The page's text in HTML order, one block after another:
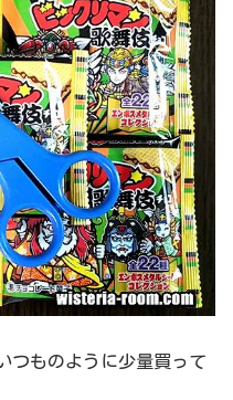
つものように少量買って